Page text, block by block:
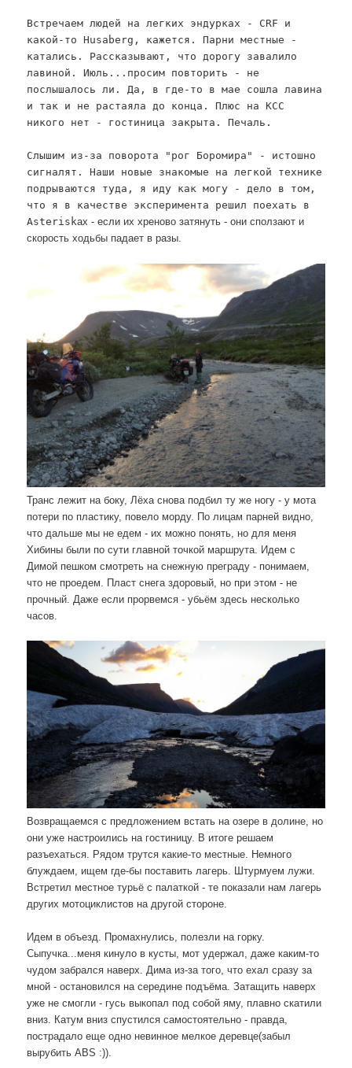
Встречаем людей на легких эндурках - CRF и
какой-то Husaberg, кажется. Парни местные -
катались. Рассказывают, что дорогу завалило
лавиной. Июль...просим повторить - не
послышалось ли. Да, в где-то в мае сошла лавина
и так и не растаяла до конца. Плюс на КСС
никого нет - гостиница закрыта. Печаль.
Слышим из-за поворота "рог Боромира" - истошно
сигналят. Наши новые знакомые на легкой технике
подрываются туда, я иду как могу - дело в том,
что я в качестве эксперимента решил поехать в
Asteriskах - если их хреново затянуть - они сползают и
скорость ходьбы падает в разы.
Транс лежит на боку, Лёха снова подбил ту же ногу - у мота
потери по пластику, повело морду. По лицам парней видно,
что дальше мы не едем - их можно понять, но для меня
Хибины были по сути главной точкой маршрута. Идем с
Димой пешком смотреть на снежную преграду - понимаем,
что не проедем. Пласт снега здоровый, но при этом - не
прочный. Даже если прорвемся - убьём здесь несколько
часов.
Возвращаемся с предложением встать на озере в долине, но
они уже настроились на гостиницу. В итоге решаем
разъехаться. Рядом трутся какие-то местные. Немного
блуждаем, ищем где-бы поставить лагерь. Штурмуем лужи.
Встретил местное турьё с палаткой - те показали нам лагерь
других мотоциклистов на другой стороне.
Идем в объезд. Промахнулись, полезли на горку.
Сыпучка...меня кинуло в кусты, мот удержал, даже каким-то
чудом забрался наверх. Дима из-за того, что ехал сразу за
мной - остановился на середине подъёма. Затащить наверх
уже не смогли - гусь выкопал под собой яму, плавно скатили
вниз. Катум вниз спустился самостоятельно - правда,
пострадало еще одно невинное мелкое деревце(забыл
вырубить ABS :)).